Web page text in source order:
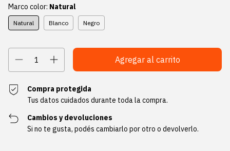
Marco color: Natural
Natural Blanco Negro
Compra protegida
Tus datos cuidados durante toda la compra.
Cambios y devoluciones
Si no te gusta, podés cambiarlo por otro o devolverlo.